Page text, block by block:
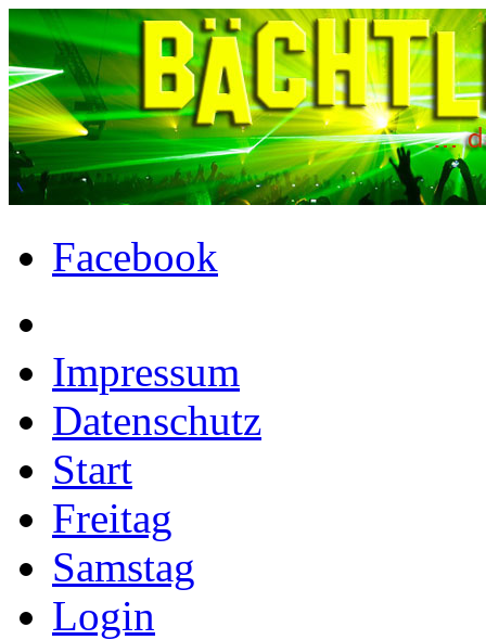
Facebook
Impressum
Datenschutz
Start
Freitag
Samstag
Login